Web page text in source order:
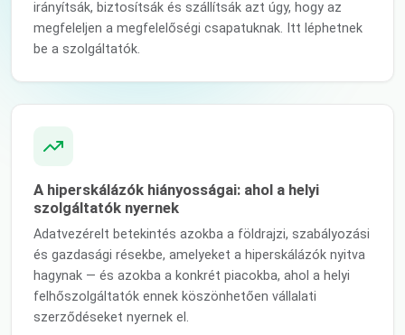
irányítsák, biztosítsák és szállítsák azt úgy, hogy az
megfeleljen a megfelelőségi csapatuknak. Itt léphetnek
be a szolgáltatók.
A hiperskálázók hiányosságai: ahol a helyi
szolgáltatók nyernek
Adatvezérelt betekintés azokba a földrajzi, szabályozási
és gazdasági résekbe, amelyeket a hiperskálázók nyitva
hagynak — és azokba a konkrét piacokba, ahol a helyi
felhőszolgáltatók ennek köszönhetően vállalati
szerződéseket nyernek el.